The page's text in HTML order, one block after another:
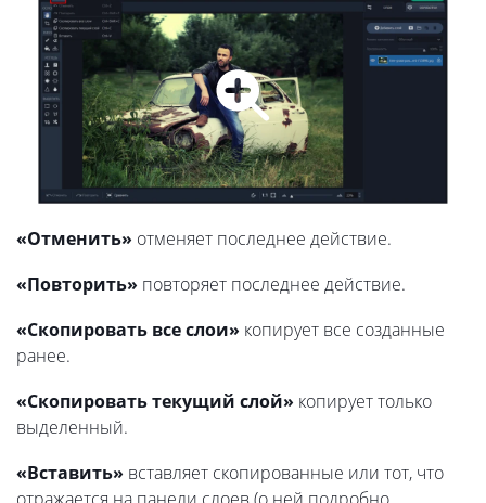
«Отменить» отменяет последнее действие.
«Повторить» повторяет последнее действие.
«Скопировать все слои» копирует все созданные
ранее.
«Скопировать текущий слой» копирует только
выделенный.
«Вставить» вставляет скопированные или тот, что